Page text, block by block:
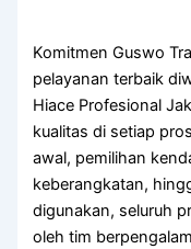
Komitmen Guswo
pelayanan terbaik
Hiace Profesional
kualitas di setiap
awal, pemilihan
keberangkatan,
digunakan, seluruh
oleh tim